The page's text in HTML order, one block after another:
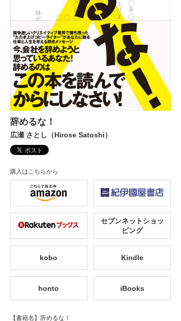
辞めるな！
広瀬 さとし（Hirose Satoshi）
購入はこちらから
セブンネットショッ
ピング
kobo Kindle
honto iBooks
【書籍名】辞めるな！